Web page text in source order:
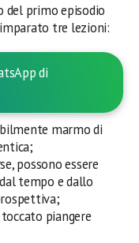
del primo episodio
tre lezioni:
di
marmo di
possono essere
tempo e dallo
piangere